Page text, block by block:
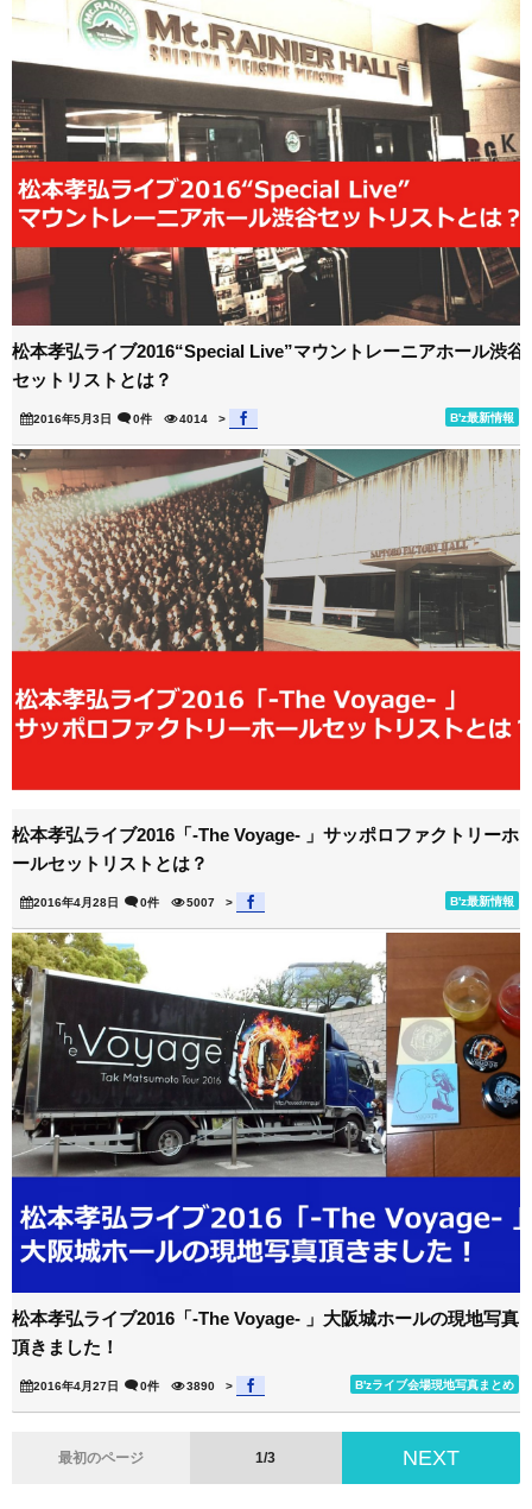
松本孝弘ライブ2016“Special Live”マウントレーニアホール渋谷
セットリストとは？
2016年5月3日 B'z最新情報
0件 4014 >
松本孝弘ライブ2016「-The Voyage- 」サッポロファクトリーホ
ールセットリストとは？
2016年4月28日 B'z最新情報
0件 5007 >
松本孝弘ライブ2016「-The Voyage- 」大阪城ホールの現地写真
頂きました！
2016年4月27日 B'zライブ会場現地写真まとめ
0件 3890 >
最初のページ 1/3 NEXT